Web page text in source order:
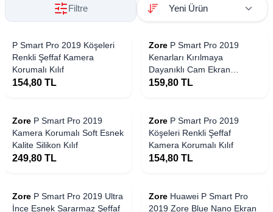
Filtre
P Smart Pro 2019 Köşeleri
Renkli Şeffaf Kamera
Korumalı Kılıf
154,80 TL
Zore P Smart Pro 2019
Kenarları Kırılmaya
Dayanıklı Cam Ekran
Koruyucu
159,80 TL
Zore P Smart Pro 2019
Kamera Korumalı Soft Esnek
Kalite Silikon Kılıf
249,80 TL
Zore P Smart Pro 2019
Köşeleri Renkli Şeffaf
Kamera Korumalı Kılıf
154,80 TL
Zore P Smart Pro 2019 Ultra
İnce Esnek Sararmaz Şeffaf
Zore Huawei P Smart Pro
2019 Zore Blue Nano Ekran